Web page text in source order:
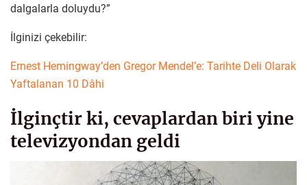
dalgalarla doluydu?”
İlginizi çekebilir:
Ernest Hemingway’den Gregor Mendel’e: Tarihte Deli Olarak
Yaftalanan 10 Dâhi
İlginçtir ki, cevaplardan biri yine
televizyondan geldi